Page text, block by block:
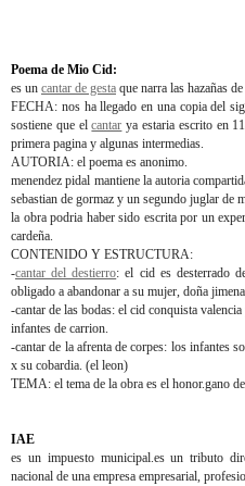
Poema de Mio Cid:
es un cantar de gesta que narra las hazañas
FECHA: nos ha llegado en una copia del
sostiene que elcantar ya estaria escrito en
primera pagina y algunas intermedias.
AUTORIA: el poema es anonimo.
menendez pidal mantiene la autoria
sebastian de gormaz y un segundo juglar de
la obra podria haber sido escrita por un
cardeña.
CONTENIDO Y ESTRUCTURA:
-cantar del destierro: el cid es desterrado
obligado a abandonar a su mujer, doña
-cantar de las bodas: el cid conquista
infantes de carrion.
-cantar de la afrenta de corpes: los infantes
x su cobardia. (el leon)
TEMA: el tema de la obra es el honor.gano
IAE
es un impuesto municipal.es un tributo
nacional de una empresa empresarial,